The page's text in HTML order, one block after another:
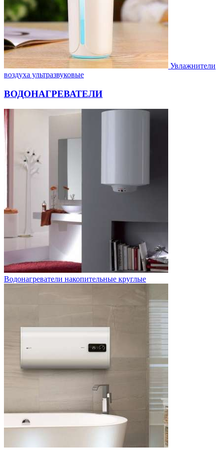
Увлажнители
воздуха ультразвуковые
ВОДОНАГРЕВАТЕЛИ
Водонагреватели накопительные круглые